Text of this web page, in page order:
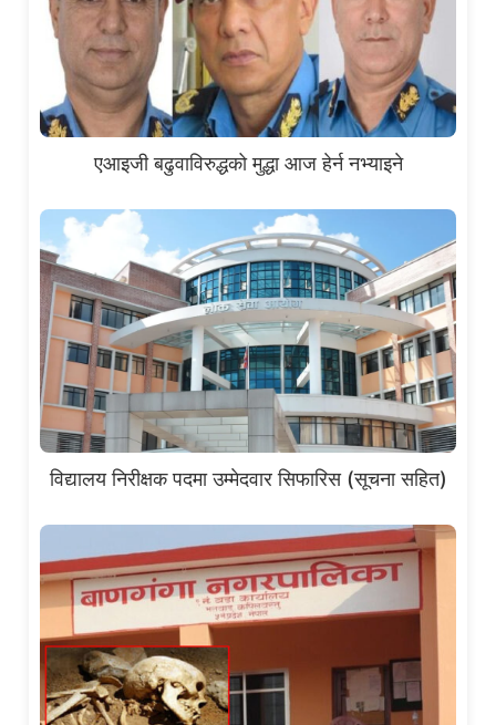
एआइजी बढुवाविरुद्धको मुद्धा आज हेर्न नभ्याइने
विद्यालय निरीक्षक पदमा उम्मेदवार सिफारिस (सूचना सहित)